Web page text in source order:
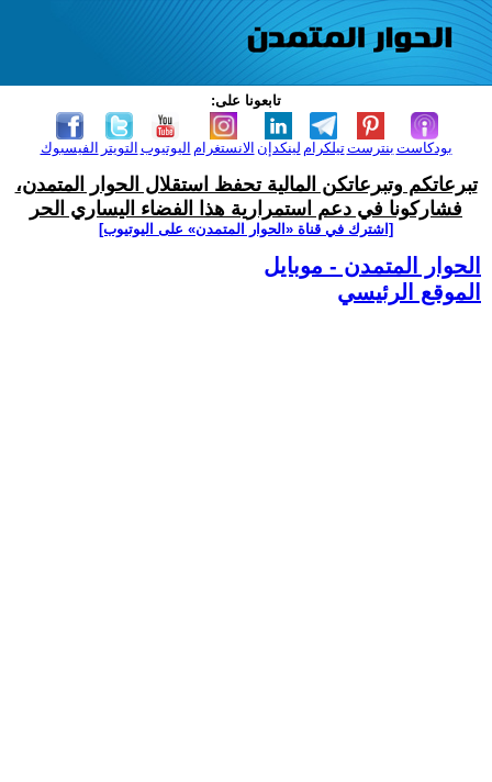
تابعونا على:
الفيسبوك التويتر اليوتيوب الانستغرام لينكدإن تيلكرامبنترست بودكاست
تبرعاتكم وتبرعاتكن المالية تحفظ استقلال الحوار المتمدن،
فشاركونا في دعم استمرارية هذا الفضاء اليساري الحر
[اشترك في قناة ‫«الحوار المتمدن» على اليوتيوب]
الحوار المتمدن - موبايل
الموقع الرئيسي